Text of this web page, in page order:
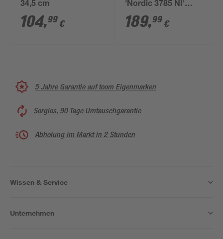
34,5 cm
104,99 €
'Nordic 3785 NI'
edelstahlfarben 44,3 x
180 x 3,2 cm
189,99 €
5 Jahre Garantie auf toom Eigenmarken
Sorglos, 90 Tage Umtauschgarantie
Abholung im Markt in 2 Stunden
Wissen & Service
Unternehmen